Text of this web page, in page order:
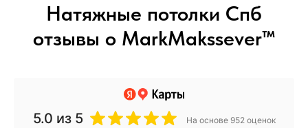
Натяжные потолки Спб
отзывы о MarkMakssever™
5.0 из 5 На основе 952 оценок
Наш заказчик всегда